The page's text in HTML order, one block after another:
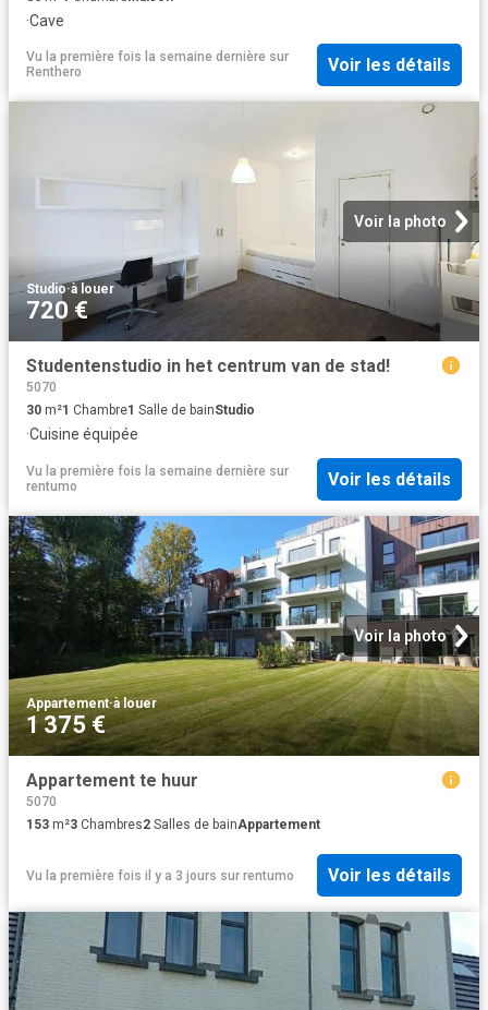
·Cave
Vu la première fois la semaine dernière sur
Renthero
Voir les détails
Voir la photo
Studio·à louer
720 €
Studentenstudio in het centrum van de stad!
5070
30 m²1 Chambre1 Salle de bainStudio
·Cuisine équipée
Vu la première fois la semaine dernière sur
rentumo
Voir les détails
Voir la photo
Appartement·à louer
1 375 €
Appartement te huur
5070
153 m²3 Chambres2 Salles de bainAppartement
Vu la première fois il y a 3 jours sur rentumo Voir les détails